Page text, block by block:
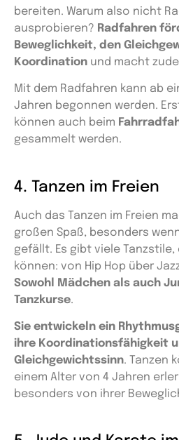
bereiten. Warum also nicht
ausprobieren? Radfahren
Beweglichkeit, den
Koordination und macht
Mit dem Radfahren kann ab
Jahren begonnen werden.
können auch beim
gesammelt werden.
4. Tanzen im Freien
Auch das Tanzen im Freien
großen Spaß, besonders
gefällt. Es gibt viele Tanzstile,
können: von Hip Hop über
Sowohl Mädchen als auch
Tanzkurse.
Sie entwickeln ein
ihre Koordinationsfähigkeit
Gleichgewichtssinn. Tanzen
einem Alter von 4 Jahren
besonders von ihrer